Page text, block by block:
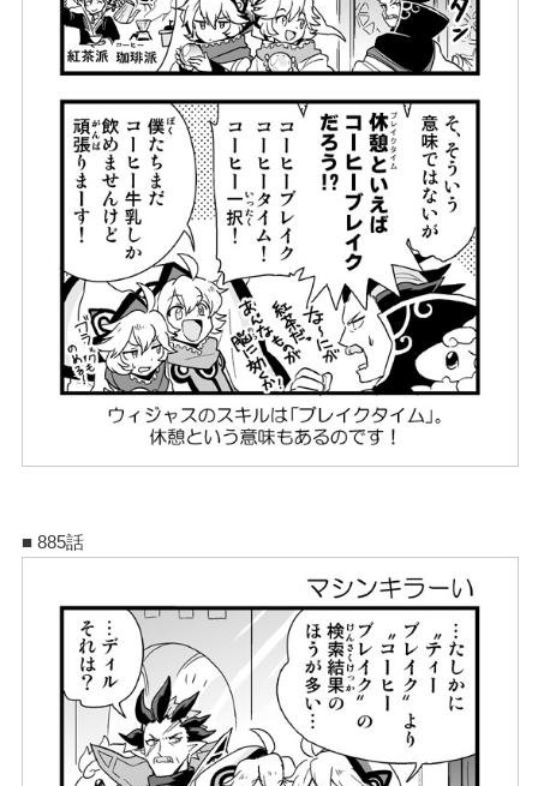
■ 885話